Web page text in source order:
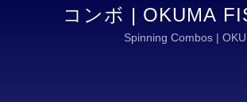
コンボ | OKUMA
Spinning Combos |